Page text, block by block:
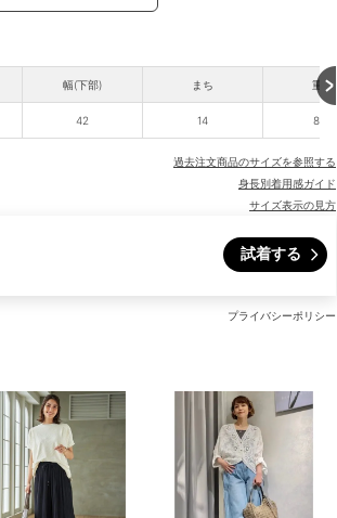
幅(下部) まち 重さ
42 14 800
過去注文商品のサイズを参照する
身長別着用感ガイド
サイズ表示の見方
試着する
プライバシーポリシー